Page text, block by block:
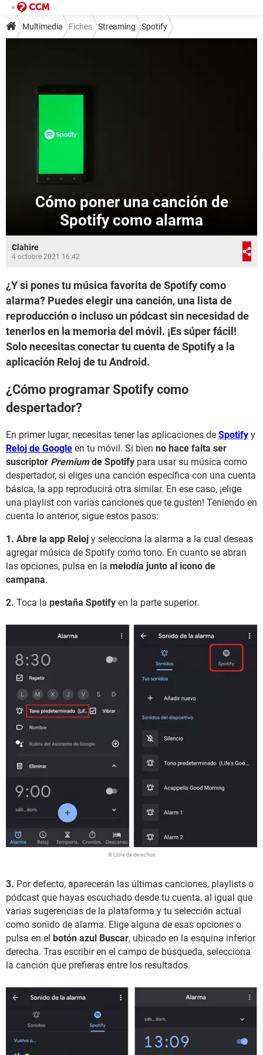
Multimedia Fiches Streaming Spotify
Cómo poner una canción de
Spotify como alarma
Clahire
4 octobre 2021 16:42
¿Y si pones tu música favorita de Spotify como
alarma? Puedes elegir una canción, una lista de
reproducción o incluso un pódcast sin necesidad de
tenerlos en la memoria del móvil. ¡Es súper fácil!
Solo necesitas conectar tu cuenta de Spotify a la
aplicación Reloj de tu Android.
¿Cómo programar Spotify como
despertador?
En primer lugar, necesitas tener las aplicaciones de Spotify y
Reloj de Google en tu móvil. Si bien no hace falta ser
suscriptor Premiumde Spotify para usar su música como
despertador, si eliges una canción específica con una cuenta
básica, la app reproducirá otra similar. En ese caso, ¡elige
una playlist con varias canciones que te gusten! Teniendo en
cuenta lo anterior, sigue estos pasos:
1. Abre la app Reloj y selecciona la alarma a la cual deseas
agregar música de Spotify como tono. En cuanto se abran
las opciones, pulsa en la melodía junto al icono de
campana.
2. Toca la pestaña Spotify en la parte superior.
© Libre de derechos
3. Por defecto, aparecerán las últimas canciones, playlists o
pódcast que hayas escuchado desde tu cuenta, al igual que
varias sugerencias de la plataforma y tu selección actual
como sonido de alarma. Elige alguna de esas opciones o
pulsa en el botón azul Buscar, ubicado en la esquina inferior
derecha. Tras escribir en el campo de búsqueda, selecciona
la canción que prefieras entre los resultados.